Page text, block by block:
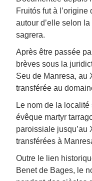
Fruitós fut à
autour d’elle selon
sagrera.
Après être passée
brèves sous la
Seu de Manresa, au
transférée au
Le nom de la
évêque martyr
paroissiale jusqu’au
transférées à
Outre le lien
Benet de Bages, le